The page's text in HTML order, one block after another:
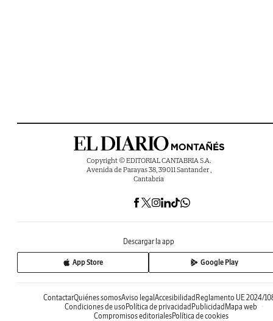
Copyright © EDITORIAL CANTABRIA S.A.
Avenida de Parayas 38, 39011 Santander ,
Cantabria
Descargar la app
App Store Google Play
ContactarQuiénes somosAviso legalAccesibilidadReglamento UE 2024/
Condiciones de usoPolítica de privacidadPublicidadMapa web
Compromisos editorialesPolítica de cookies